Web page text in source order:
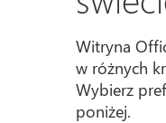
Witryna
w różnych
Wybierz
poniżej.